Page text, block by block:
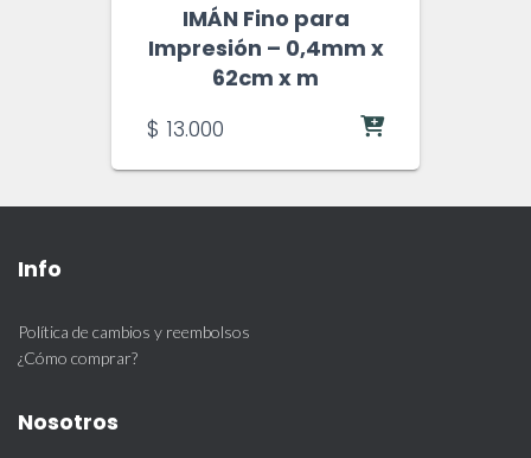
IMÁN Fino para
Impresión – 0,4mm x
62cm x m
$ 13.000
Info
Política de cambios y reembolsos
¿Cómo comprar?
Nosotros